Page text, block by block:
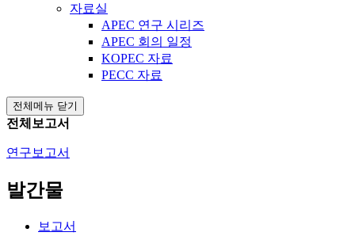
자료실
APEC 연구 시리즈
APEC 회의 일정
KOPEC 자료
PECC 자료
전체메뉴 닫기
전체보고서
연구보고서
발간물
보고서